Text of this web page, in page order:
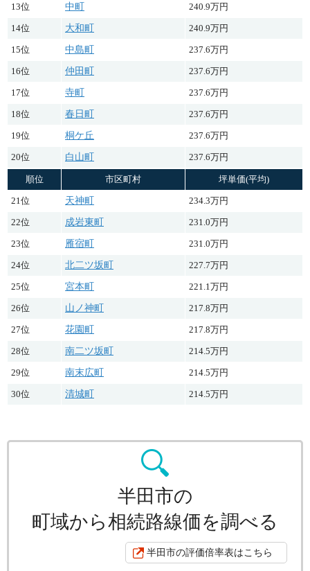
13位 中町 240.9万円
14位 大和町 240.9万円
15位 中島町 237.6万円
16位 仲田町 237.6万円
17位 寺町 237.6万円
18位 春日町 237.6万円
19位 桐ケ丘 237.6万円
20位 白山町 237.6万円
順位 市区町村 坪単価(平均)
21位 天神町 234.3万円
22位 成岩東町 231.0万円
23位 雁宿町 231.0万円
24位 北二ツ坂町 227.7万円
25位 宮本町 221.1万円
26位 山ノ神町 217.8万円
27位 花園町 217.8万円
28位 南二ツ坂町 214.5万円
29位 南末広町 214.5万円
30位 清城町 214.5万円
半田市の
町域から相続路線価を調べる
半田市の評価倍率表はこちら